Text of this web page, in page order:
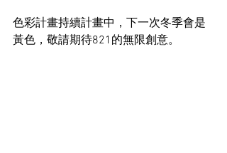
色彩計畫持續計畫中，下一次冬季會是
黃色，敬請期待821的無限創意。